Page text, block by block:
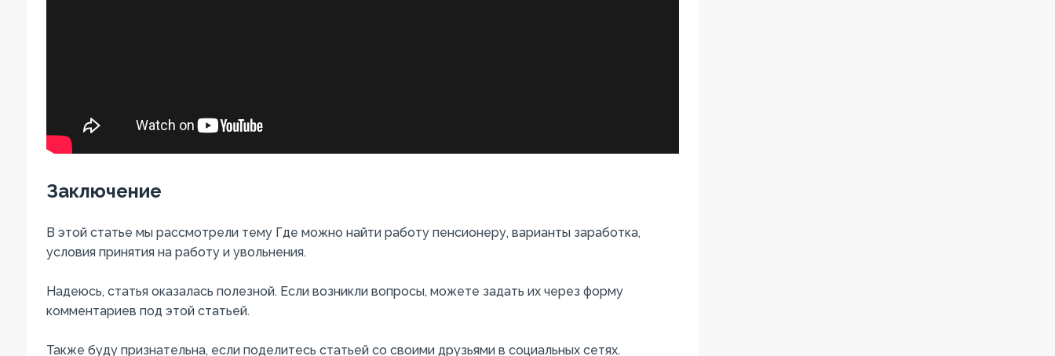
Заключение
В этой статье мы рассмотрели тему Где можно найти работу пенсионеру, варианты заработка,
условия принятия на работу и увольнения.
Надеюсь, статья оказалась полезной. Если возникли вопросы, можете задать их через форму
комментариев под этой статьей.
Также буду признательна, если поделитесь статьей со своими друзьями в социальных сетях.